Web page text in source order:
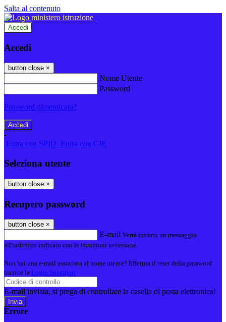
Salta al contenuto
Accedi
Accedi
button close ×
Nome Utente
Password
Password dimenticata?
-
Entra con SPID Entra con CIE
Seleziona utente
button close ×
Recupero password
button close ×
E-mail Verrà inviato un messaggio
all'indirizzo indicato con le istruzioni necessarie.
Non hai una e-mail associata al nome utente? Effettua il reset della password
tramite la Login Spaggiari
E-mail inviata, si prega di controllare la casella di posta elettronica!
Errore